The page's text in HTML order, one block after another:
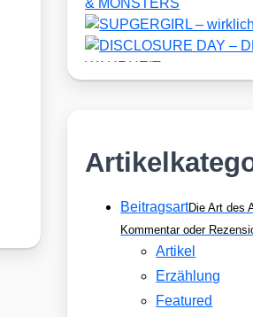
BeitragsartDie Art des
Kommentar oder
Artikel
Erzählung
Featured